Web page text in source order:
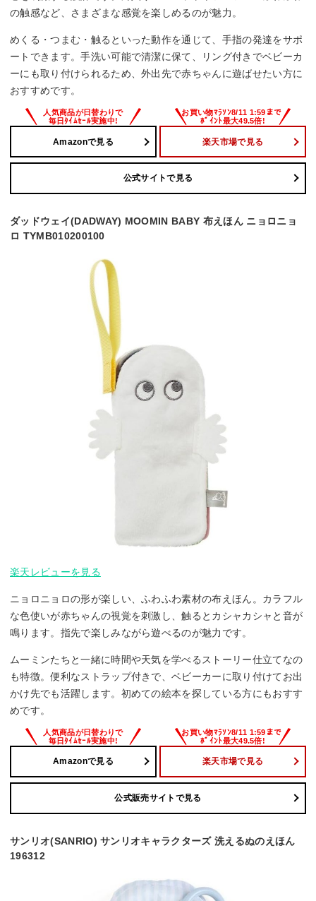
の触感など、さまざまな感覚を楽しめるのが魅力。
めくる・つまむ・触るといった動作を通じて、手指の発達をサポ
ートできます。手洗い可能で清潔に保て、リング付きでベビーカ
ーにも取り付けられるため、外出先で赤ちゃんに遊ばせたい方に
おすすめです。
Amazonで見る 楽天市場で見る
公式サイトで見る
ダッドウェイ(DADWAY) MOOMIN BABY 布えほん ニョロニョ
ロ TYMB010200100
楽天レビューを見る
ニョロニョロの形が楽しい、ふわふわ素材の布えほん。カラフル
な色使いが赤ちゃんの視覚を刺激し、触るとカシャカシャと音が
鳴ります。指先で楽しみながら遊べるのが魅力です。
ムーミンたちと一緒に時間や天気を学べるストーリー仕立てなの
も特徴。便利なストラップ付きで、ベビーカーに取り付けてお出
かけ先でも活躍します。初めての絵本を探している方にもおすす
めです。
Amazonで見る 楽天市場で見る
公式販売サイトで見る
サンリオ(SANRIO) サンリオキャラクターズ 洗えるぬのえほん
196312